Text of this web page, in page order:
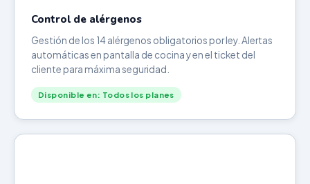
Control de alérgenos
Gestión de los 14 alérgenos obligatorios por ley. Alertas
automáticas en pantalla de cocina y en el ticket del
cliente para máxima seguridad.
Disponible en: Todos los planes